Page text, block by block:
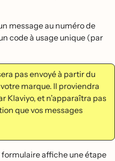
message au numéro de
code à usage unique (par
pas envoyé à partir du
marque. Il proviendra
Klaviyo, et n’apparaîtra pas
que vos messages
formulaire affiche une étape